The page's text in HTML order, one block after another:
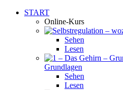
START
Online-Kurs
Sehen
Lesen
Grundlagen
Sehen
Lesen